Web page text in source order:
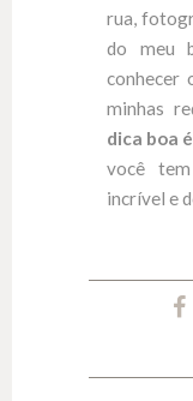
rua,
do meu
conhecer
minhas
dica boa
você
incrível e